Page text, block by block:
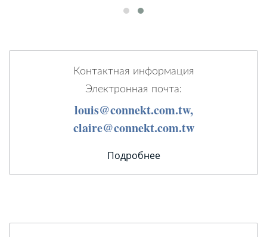
Контактная информация
Электронная почта:
louis@connekt.com.tw,
claire@connekt.com.tw
Подробнее